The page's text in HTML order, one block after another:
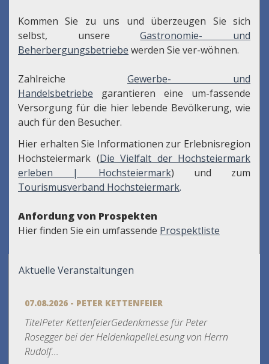
Kommen Sie zu uns und überzeugen Sie sich
selbst, unsereGastronomie- und
Beherbergungsbetriebe werden Sie ver-wöhnen.
Zahlreiche Gewerbe- und
Handelsbetriebe garantieren eine um-fassende
Versorgung für die hier lebende Bevölkerung, wie
auch für den Besucher.
Hier erhalten Sie Informationen zur Erlebnisregion
Hochsteiermark (Die Vielfalt der Hochsteiermark
erleben | Hochsteiermark) und zum
Tourismusverband Hochsteiermark.
Anfordung von Prospekten
Hier finden Sie ein umfassende Prospektliste
Aktuelle Veranstaltungen
07.08.2026 - PETER KETTENFEIER
TitelPeter KettenfeierGedenkmesse für Peter
Rosegger bei der HeldenkapelleLesung von Herrn
Rudolf...